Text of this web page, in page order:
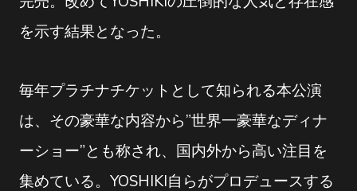
を示す結果となった。
毎年プラチナチケットとして知られる本公演
は、その豪華な内容から”世界一豪華なディナ
ーショー”とも称され、国内外から高い注目を
集めている。YOSHIKI自らがプロデュースする